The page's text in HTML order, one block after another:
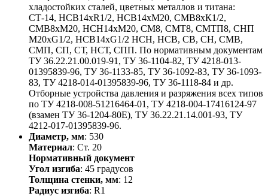
хладостойких сталей, цветных металлов и титана:
СТ-14, НСВ14хR1/2, НСВ14хМ20, СМВ8хК1/2,
СМВ8хМ20, НСН14хМ20, СМ8, СМТ8, СМТП8, СНП
М20хG1/2, НСВ14хG1/2 НСН, НСВ, СВ, СН, СМВ,
СМП, СП, СТ, НСТ, СПП. По нормативным документам
ТУ 36.22.21.00.019-91, ТУ 36-1104-82, ТУ 4218-013-
01395839-96, ТУ 36-1133-85, ТУ 36-1092-83, ТУ 36-1093-
83, ТУ 4218-014-01395839-96, ТУ 36-1118-84 и др.
Отборные устройства давления и разряжения всех типов
по ТУ 4218-008-51216464-01, ТУ 4218-004-17416124-97
(взамен ТУ 36-1204-80Е), ТУ 36.22.21.14.001-93, ТУ
4212-017-01395839-96.
Диаметр, мм: 530
Материал: Ст. 20
Нормативный документ
Угол изгиба: 45 градусов
Толщина стенки, мм: 12
Радиус изгиба: R1